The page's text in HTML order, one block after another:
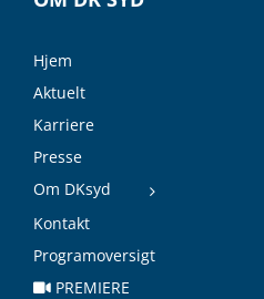
Hjem
Aktuelt
Karriere
Presse
Om DKsyd
Kontakt
Programoversigt
PREMIERE